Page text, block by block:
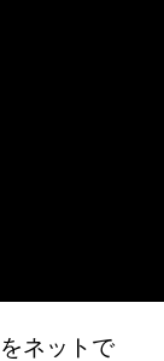
ネットで